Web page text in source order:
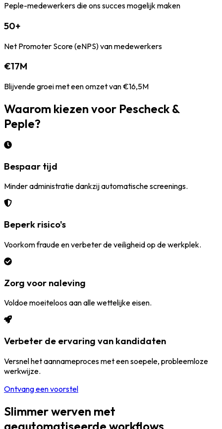
Peple-medewerkers die ons succes mogelijk maken
50+
Net Promoter Score (eNPS) van medewerkers
€17M
Blijvende groei met een omzet van €16,5M
Waarom kiezen voor Pescheck &
Peple?
Bespaar tijd
Minder administratie dankzij automatische screenings.
Beperk risico's
Voorkom fraude en verbeter de veiligheid op de werkplek.
Zorg voor naleving
Voldoe moeiteloos aan alle wettelijke eisen.
Verbeter de ervaring van kandidaten
Versnel het aannameproces met een soepele, probleemloze
werkwijze.
Ontvang een voorstel
Slimmer werven met
geautomatiseerde workflows